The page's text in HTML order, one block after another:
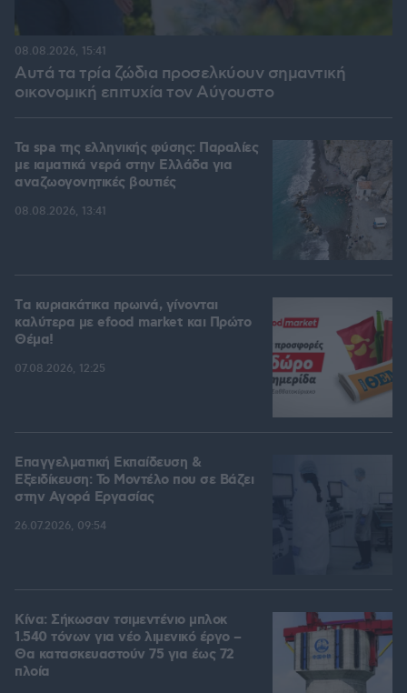
Αυτά τα τρία ζώδια προσελκύουν σημαντική
οικονομική επιτυχία τον Αύγουστο
08.08.2026, 15:41
Τα spa της ελληνικής φύσης: Παραλίες
με ιαματικά νερά στην Ελλάδα για
αναζωογονητικές βουτιές
08.08.2026, 13:41
Tα κυριακάτικα πρωινά, γίνονται
καλύτερα με efood market και Πρώτο
Θέμα!
07.08.2026, 12:25
Επαγγελματική Εκπαίδευση &
Εξειδίκευση: Το Mοντέλο που σε Bάζει
στην Aγορά Eργασίας
26.07.2026, 09:54
Κίνα: Σήκωσαν τσιμεντένιο μπλοκ
1.540 τόνων για νέο λιμενικό έργο –
Θα κατασκευαστούν 75 για έως 72
πλοία